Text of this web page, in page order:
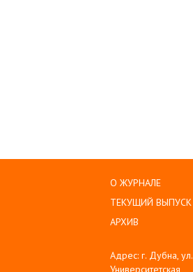
О ЖУРНАЛЕ
ТЕКУЩИЙ ВЫПУСК
АРХИВ
Адрес: г. Дубна, ул.
Университетская,